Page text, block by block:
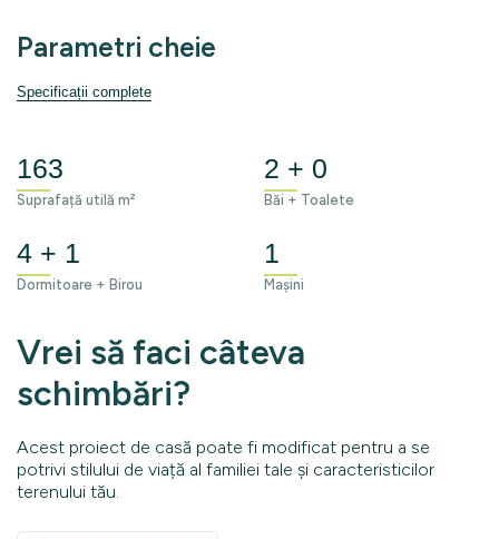
Parametri cheie
Specificații complete
163
Suprafață utilă m²
2 + 0
Băi + Toalete
4 + 1
Dormitoare + Birou
1
Mașini
Vrei să faci câteva
schimbări?
Acest proiect de casă poate fi modificat pentru a se
potrivi stilului de viață al familiei tale și caracteristicilor
terenului tău.